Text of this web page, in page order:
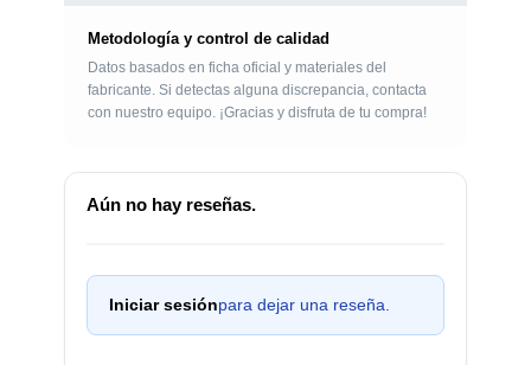
Metodología y control de calidad
Datos basados en ficha oficial y materiales del
fabricante. Si detectas alguna discrepancia, contacta
con nuestro equipo. ¡Gracias y disfruta de tu compra!
Aún no hay reseñas.
Iniciar sesiónpara dejar una reseña.